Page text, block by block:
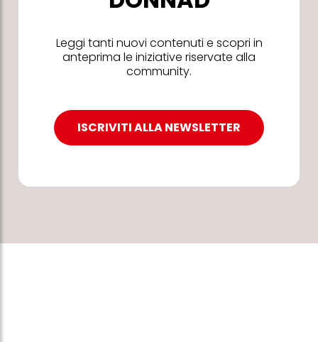
Leggi tanti nuovi contenuti e scopri in
anteprima le iniziative riservate alla
community.
ISCRIVITI ALLA NEWSLETTER